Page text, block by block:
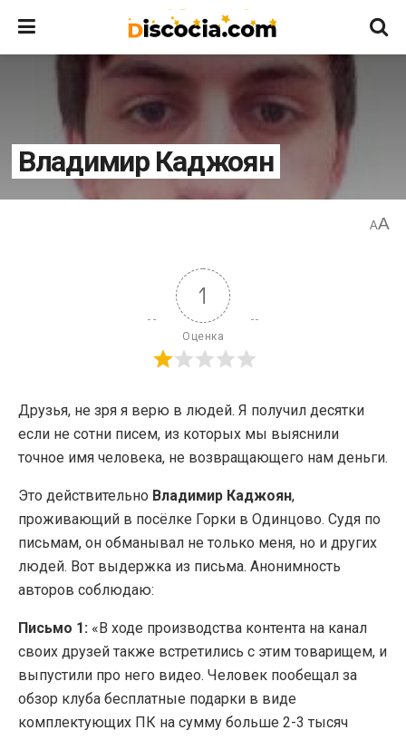
Владимир Каджоян
AA
1
Оценка
Друзья, не зря я верю в людей. Я получил десятки
если не сотни писем, из которых мы выяснили
точное имя человека, не возвращающего нам деньги.
Это действительно Владимир Каджоян,
проживающий в посёлке Горки в Одинцово. Судя по
письмам, он обманывал не только меня, но и других
людей. Вот выдержка из письма. Анонимность
авторов соблюдаю:
Письмо 1: «В ходе производства контента на канал
своих друзей также встретились с этим товарищем, и
выпустили про него видео. Человек пообещал за
обзор клуба бесплатные подарки в виде
комплектующих ПК на сумму больше 2-3 тысяч